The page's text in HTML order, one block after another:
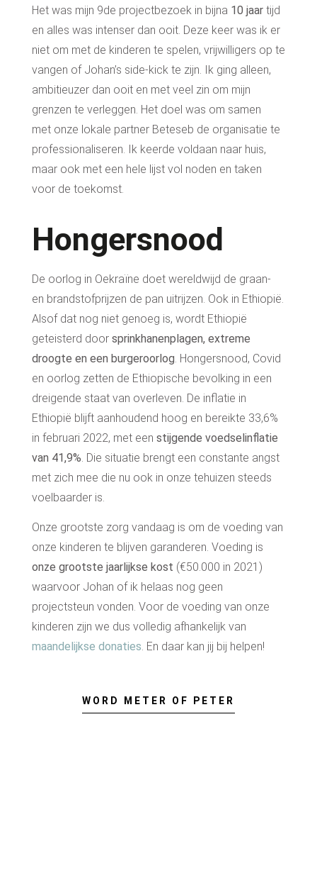
Het was mijn 9de projectbezoek in bijna 10 jaar tijd
en alles was intenser dan ooit. Deze keer was ik er
niet om met de kinderen te spelen, vrijwilligers op te
vangen of Johan’s side-kick te zijn. Ik ging alleen,
ambitieuzer dan ooit en met veel zin om mijn
grenzen te verleggen. Het doel was om samen
met onze lokale partner Beteseb de organisatie te
professionaliseren. Ik keerde voldaan naar huis,
maar ook met een hele lijst vol noden en taken
voor de toekomst.
Hongersnood
De oorlog in Oekraïne doet wereldwijd de graan-
en brandstofprijzen de pan uitrijzen. Ook in Ethiopië.
Alsof dat nog niet genoeg is, wordt Ethiopië
geteisterd door sprinkhanenplagen, extreme
droogte en een burgeroorlog. Hongersnood, Covid
en oorlog zetten de Ethiopische bevolking in een
dreigende staat van overleven. De inflatie in
Ethiopië blijft aanhoudend hoog en bereikte 33,6%
in februari 2022, met een stijgende voedselinflatie
van 41,9%. Die situatie brengt een constante angst
met zich mee die nu ook in onze tehuizen steeds
voelbaarder is.
Onze grootste zorg vandaag is om de voeding van
onze kinderen te blijven garanderen. Voeding is
onze grootste jaarlijkse kost (€50.000 in 2021)
waarvoor Johan of ik helaas nog geen
projectsteun vonden. Voor de voeding van onze
kinderen zijn we dus volledig afhankelijk van
maandelijkse donaties. En daar kan jij bij helpen!
WORD METER OF PETER